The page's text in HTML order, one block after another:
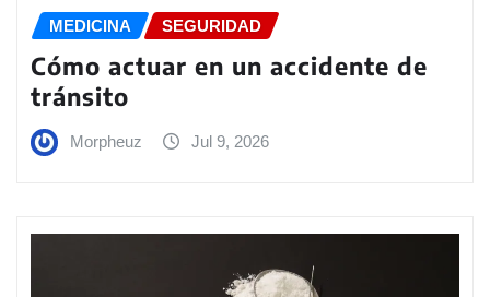
MEDICINA SEGURIDAD
Cómo actuar en un accidente de
tránsito
Morpheuz Jul 9, 2026